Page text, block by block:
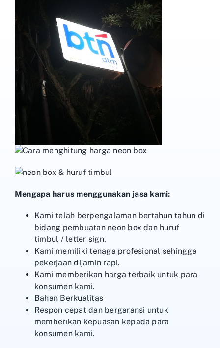
Mengapa harus menggunakan jasa kami:
Kami telah berpengalaman bertahun tahun di
bidang pembuatan neon box dan huruf
timbul / letter sign.
Kami memiliki tenaga profesional sehingga
pekerjaan dijamin rapi.
Kami memberikan harga terbaik untuk para
konsumen kami.
Bahan Berkualitas
Respon cepat dan bergaransi untuk
memberikan kepuasan kepada para
konsumen kami.